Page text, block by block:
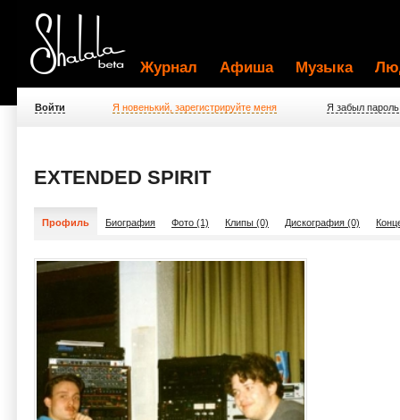
Журнал Афиша Музыка
Войти Я новенький, зарегистрируйте меня Я забыл пароль
EXTENDED SPIRIT
Профиль Биография Фото (1) Клипы (0) Дискография (0)